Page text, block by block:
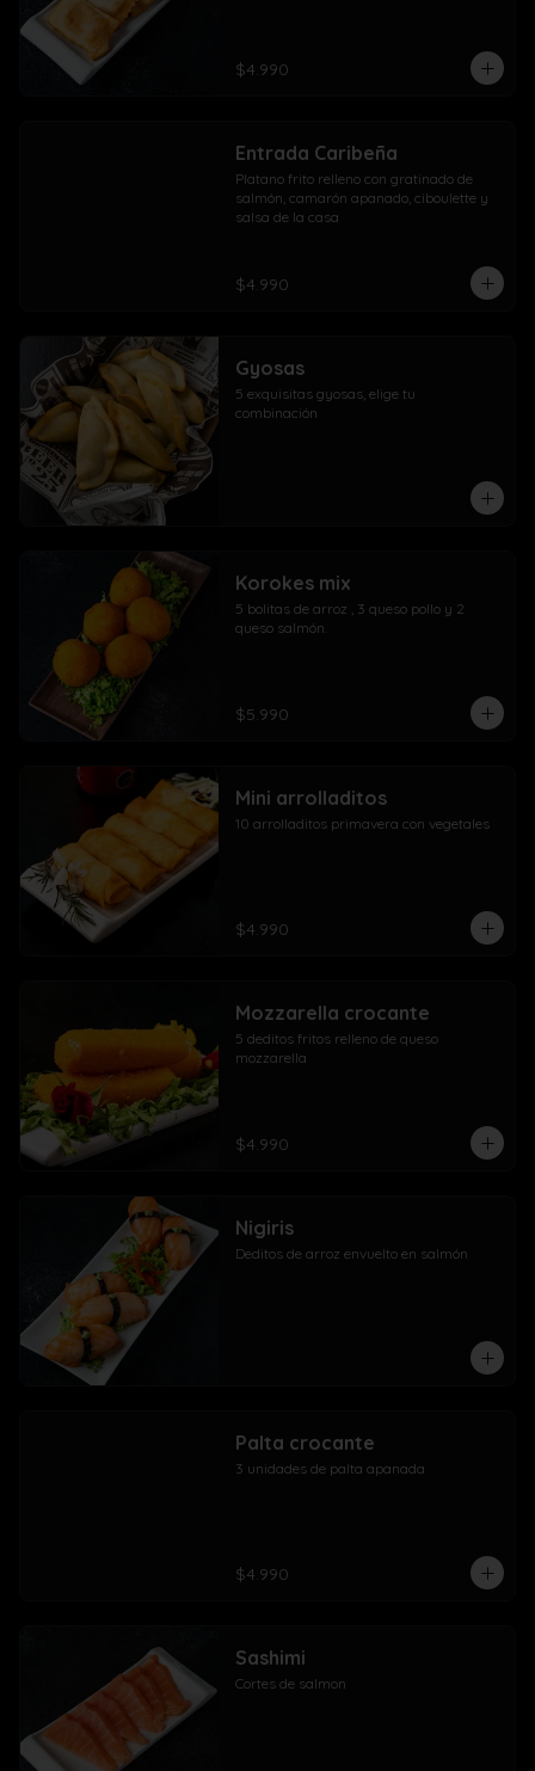
$4.990
Entrada Caribeña
Platano frito relleno con gratinado de
salmón, camarón apanado, ciboulette y
salsa de la casa
$4.990
Gyosas
5 exquisitas gyosas, elige tu
combinación
Korokes mix
5 bolitas de arroz , 3 queso pollo y 2
queso salmón.
$5.990
Mini arrolladitos
10 arrolladitos primavera con vegetales
$4.990
Mozzarella crocante
5 deditos fritos relleno de queso
mozzarella
$4.990
Nigiris
Deditos de arroz envuelto en salmón
Palta crocante
3 unidades de palta apanada
$4.990
Sashimi
Cortes de salmon